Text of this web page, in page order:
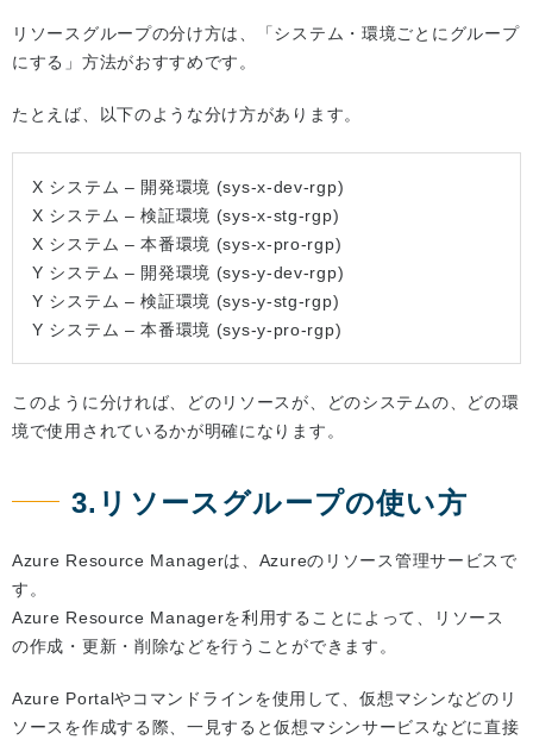
リソースグループの分け方は、「システム・環境ごとにグループ
にする」方法がおすすめです。
たとえば、以下のような分け方があります。
X システム – 開発環境 (sys-x-dev-rgp)
X システム – 検証環境 (sys-x-stg-rgp)
X システム – 本番環境 (sys-x-pro-rgp)
Y システム – 開発環境 (sys-y-dev-rgp)
Y システム – 検証環境 (sys-y-stg-rgp)
Y システム – 本番環境 (sys-y-pro-rgp)
このように分ければ、どのリソースが、どのシステムの、どの環
境で使用されているかが明確になります。
3.リソースグループの使い方
Azure Resource Managerは、Azureのリソース管理サービスで
す。
Azure Resource Managerを利用することによって、リソース
の作成・更新・削除などを行うことができます。
Azure Portalやコマンドラインを使用して、仮想マシンなどのリ
ソースを作成する際、一見すると仮想マシンサービスなどに直接